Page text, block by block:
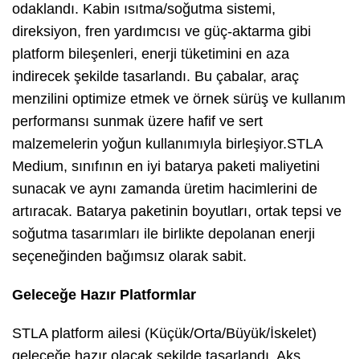
odaklandı. Kabin ısıtma/soğutma sistemi,
direksiyon, fren yardımcısı ve güç-aktarma gibi
platform bileşenleri, enerji tüketimini en aza
indirecek şekilde tasarlandı. Bu çabalar, araç
menzilini optimize etmek ve örnek sürüş ve kullanım
performansı sunmak üzere hafif ve sert
malzemelerin yoğun kullanımıyla birleşiyor.STLA
Medium, sınıfının en iyi batarya paketi maliyetini
sunacak ve aynı zamanda üretim hacimlerini de
artıracak. Batarya paketinin boyutları, ortak tepsi ve
soğutma tasarımları ile birlikte depolanan enerji
seçeneğinden bağımsız olarak sabit.
Geleceğe Hazır Platformlar
STLA platform ailesi (Küçük/Orta/Büyük/İskelet)